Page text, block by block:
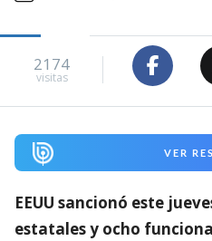
2174
visitas
VER
EEUU sancionó este
estatales y ocho